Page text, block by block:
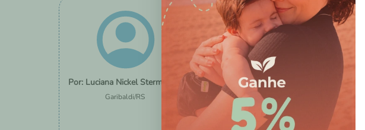
Luciana Nickel Stermiescki
Garibaldi/RS
Ainda não usei. Estou montando o enxoval.
Sim, recomendaria a um amigo
Essa avaliação foi útil?